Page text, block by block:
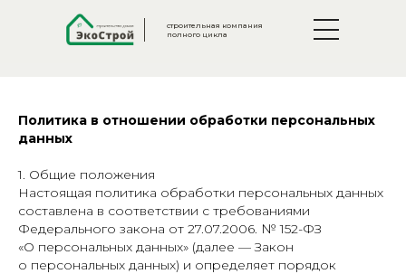
строительная компания
полного цикла
Политика в отношении обработки персональных
данных
1. Общие положения
Настоящая политика обработки персональных данных
составлена в соответствии с требованиями
Федерального закона от 27.07.2006. № 152-ФЗ
«О персональных данных» (далее — Закон
о персональных данных) и определяет порядок